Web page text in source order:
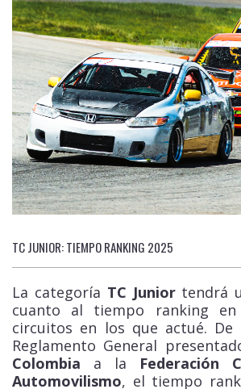
TC JUNIOR: TIEMPO RANKING 2025
La categoría TC Juniortendrá
cuanto al tiempo ranking
circuitos en los que actué. De
Reglamento General
Colombia a la Federación
Automovilismo, el tiempo